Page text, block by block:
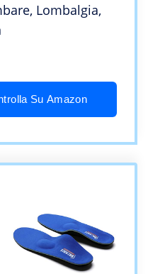
Lombalgia,
Su Amazon